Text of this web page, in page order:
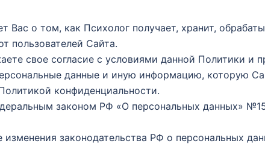
о том, как Психолог получает, хранит,
пользователей Сайта.
свое согласие с условиями данной Политики и
данные и иную информацию, которую
конфиденциальности.
законом РФ «О персональных данных»
законодательства РФ о персональных